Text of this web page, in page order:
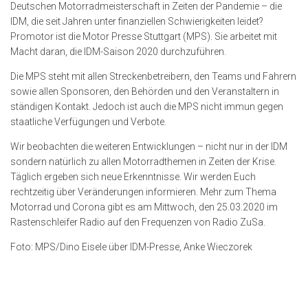
Deutschen Motorradmeisterschaft in Zeiten der Pandemie – die
IDM, die seit Jahren unter finanziellen Schwierigkeiten leidet?
Promotor ist die Motor Presse Stuttgart (MPS). Sie arbeitet mit
Macht daran, die IDM-Saison 2020 durchzuführen.
Die MPS steht mit allen Streckenbetreibern, den Teams und Fahrern
sowie allen Sponsoren, den Behörden und den Veranstaltern in
ständigen Kontakt. Jedoch ist auch die MPS nicht immun gegen
staatliche Verfügungen und Verbote.
Wir beobachten die weiteren Entwicklungen – nicht nur in der IDM
sondern natürlich zu allen Motorradthemen in Zeiten der Krise.
Täglich ergeben sich neue Erkenntnisse. Wir werden Euch
rechtzeitig über Veränderungen informieren. Mehr zum Thema
Motorrad und Corona gibt es am Mittwoch, den 25.03.2020 im
Rastenschleifer Radio auf den Frequenzen von Radio ZuSa.
Foto: MPS/Dino Eisele über IDM-Presse, Anke Wieczorek